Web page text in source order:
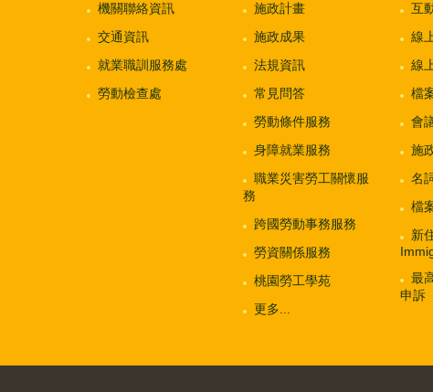
機關聯絡資訊
交通資訊
就業職訓服務處
勞動檢查處
施政計畫
施政成果
法規資訊
常見問答
勞動條件服務
身障就業服務
職業災害勞工關懷服
務
跨國勞動事務服務
勞資關係服務
桃園勞工學苑
更多...
互
線
線
檔
會
施
名
檔
新
最
申訴